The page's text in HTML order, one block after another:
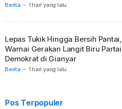
Berita - 1 hari yang lalu
Berita - 1 hari yang lalu
Lepas Tukik Hingga Bersih Pantai,
Warnai Gerakan Langit Biru Partai
Demokrat di Gianyar
Pos Terpopuler